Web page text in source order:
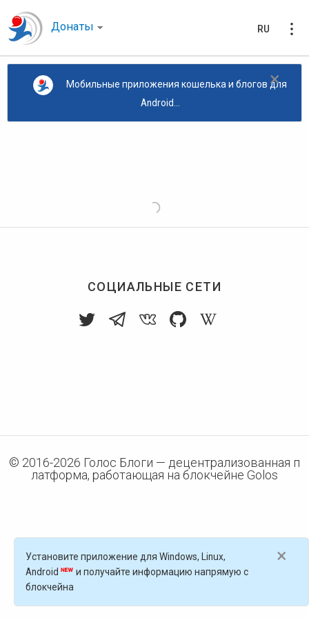
Донаты RU
×
Мобильные приложения кошелька и блогов для
Android...
СОЦИАЛЬНЫЕ СЕТИ
© 2016-2026 Голос Блоги — децентрализованная п
латформа, работающая на блокчейне Golos
×
Установите приложение для Windows, Linux,
Android
и получайте информацию напрямую с
блокчейна